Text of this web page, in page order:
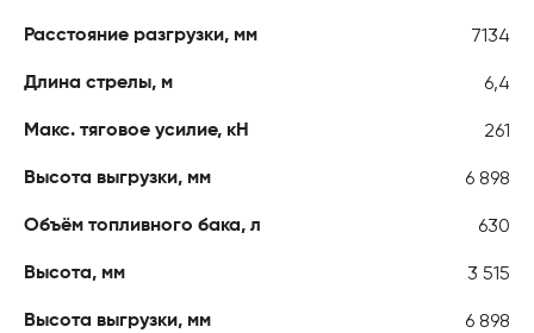
Расстояние разгрузки, мм 7134
Длина стрелы, м 6,4
Макс. тяговое усилие, кН 261
Высота выгрузки, мм 6 898
Объём топливного бака, л 630
Высота, мм 3 515
Высота выгрузки, мм 6 898